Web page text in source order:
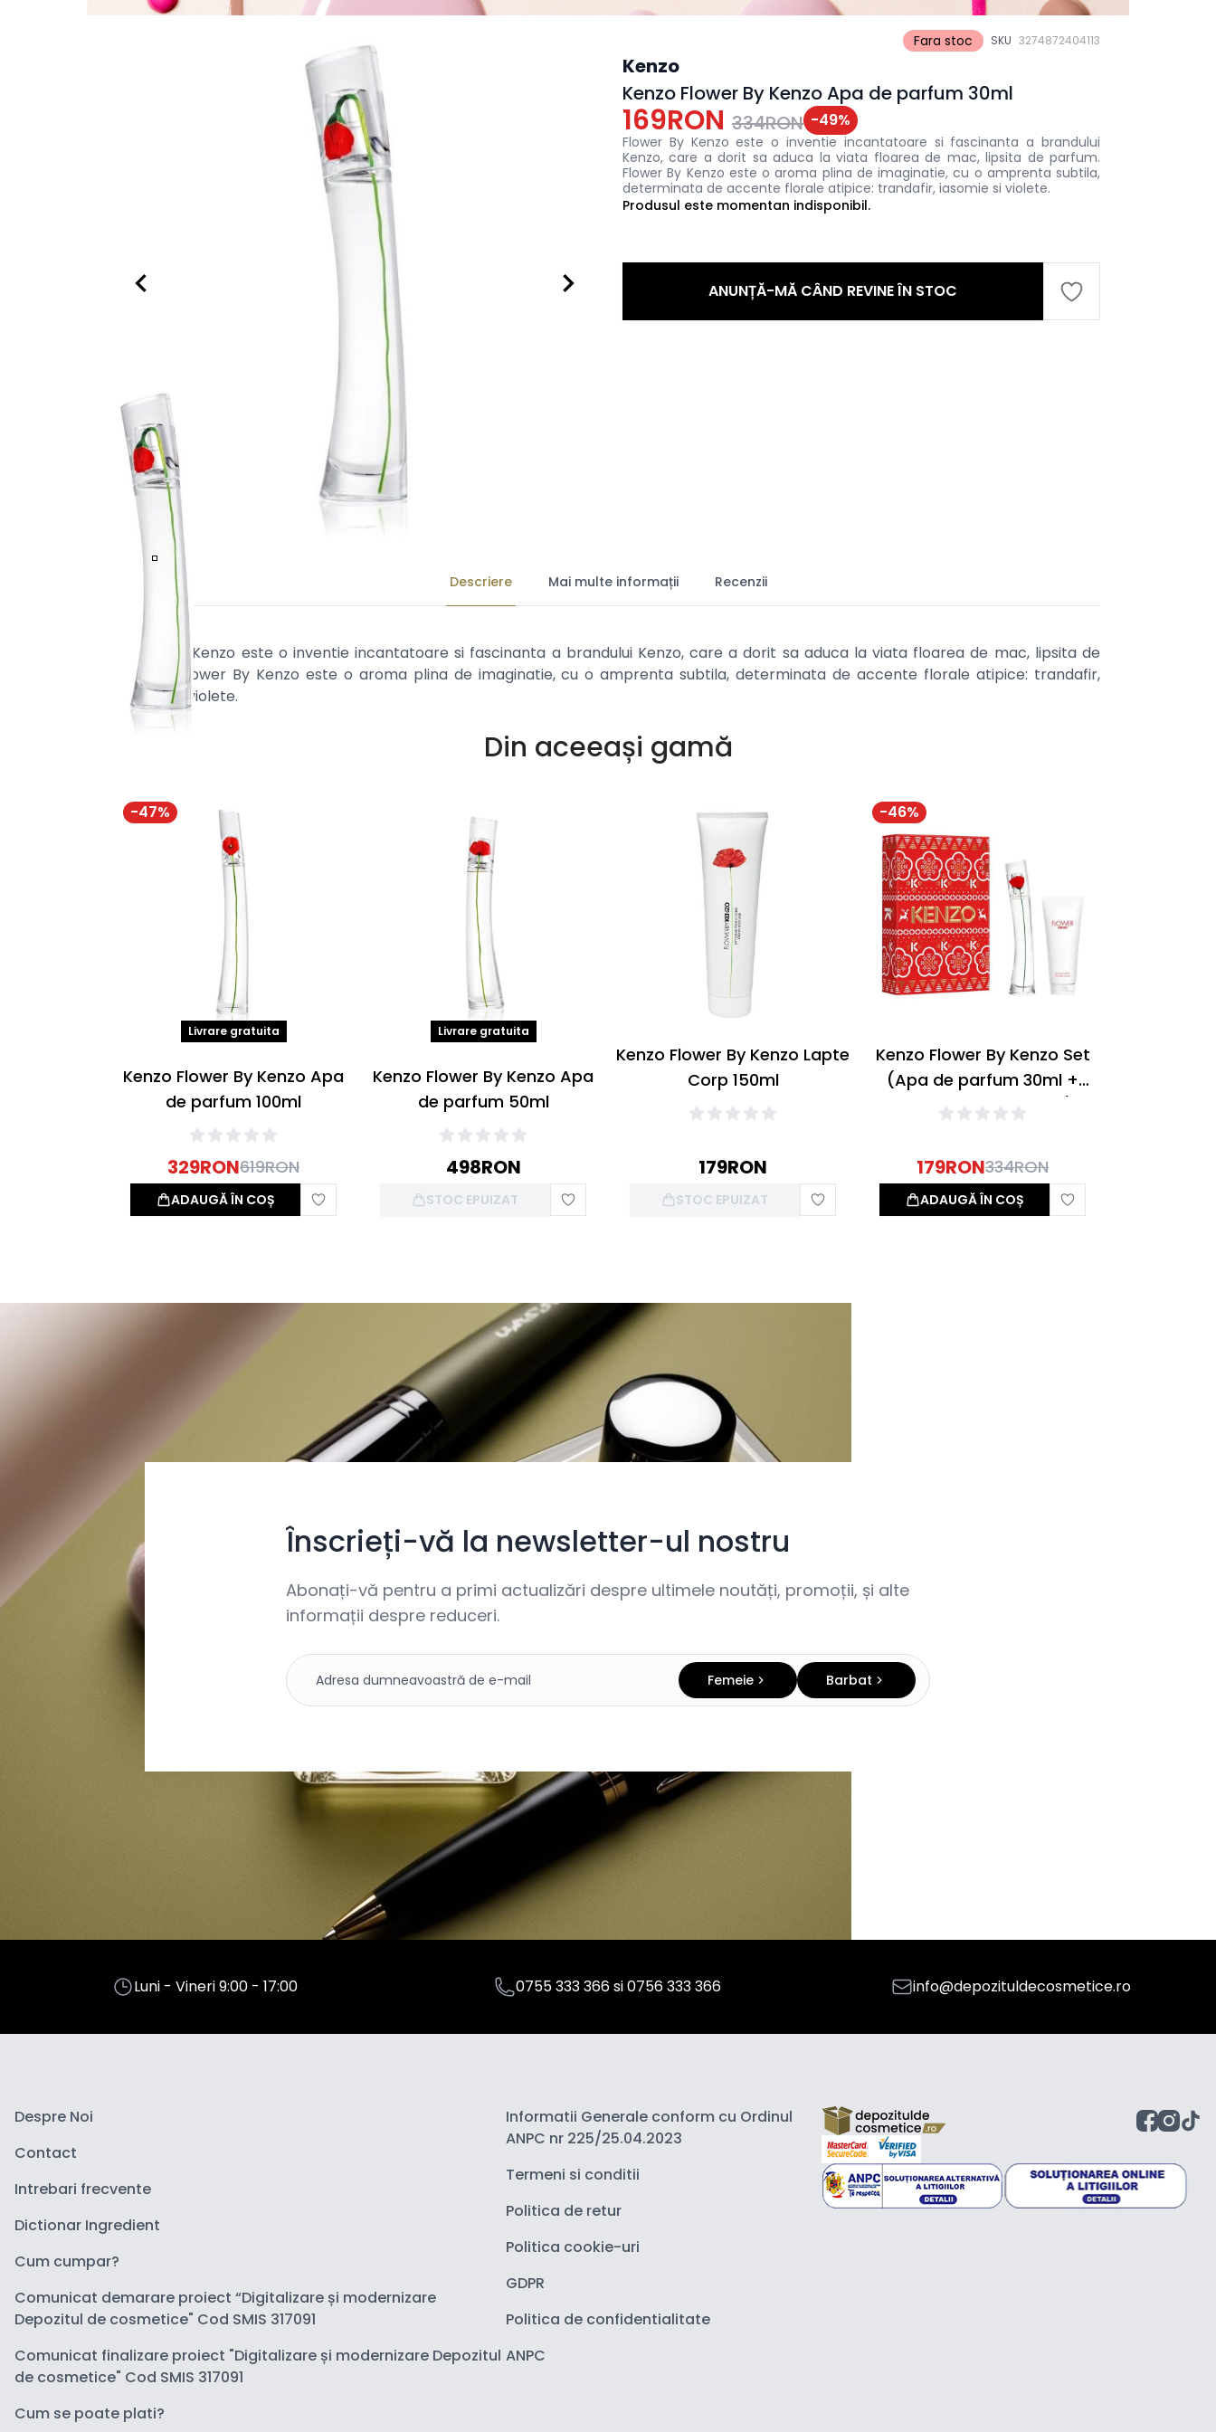
Fara stoc SKU 3274872404113
Kenzo
Kenzo Flower By Kenzo Apa de parfum 30ml
169RON 334RON -49%
Flower By Kenzo este o inventie incantatoare si fascinanta a brandului
Kenzo, care a dorit sa aduca la viata floarea de mac, lipsita de parfum.
Flower By Kenzo este o aroma plina de imaginatie, cu o amprenta subtila,
determinata de accente florale atipice: trandafir, iasomie si violete.
Produsul este momentan indisponibil.
ANUNȚĂ-MĂ CÂND REVINE ÎN STOC
Descriere Mai multe informații Recenzii
Flower By Kenzo este o inventie incantatoare si fascinanta a brandului Kenzo, care a dorit sa aduca la viata floarea de mac, lipsita de
parfum. Flower By Kenzo este o aroma plina de imaginatie, cu o amprenta subtila, determinata de accente florale atipice: trandafir,
iasomie si violete.
Din aceeași gamă
-47%
Livrare gratuita
Kenzo Flower By Kenzo Apa
de parfum 100ml
329RON619RON
ADAUGĂ ÎN COȘ
Livrare gratuita
Kenzo Flower By Kenzo Apa
de parfum 50ml
498RON
STOC EPUIZAT
Kenzo Flower By Kenzo Lapte
Corp 150ml
179RON
STOC EPUIZAT
-46%
Kenzo Flower By Kenzo Set
(Apa de parfum 30ml +
Lotiune de corp 75ml)
179RON334RON
ADAUGĂ ÎN COȘ
Înscrieți-vă la newsletter-ul nostru
Abonați-vă pentru a primi actualizări despre ultimele noutăți, promoții, și alte
informații despre reduceri.
Femeie Barbat
Luni - Vineri 9:00 - 17:00 0755 333 366si0756 333 366 info@depozituldecosmetice.ro
Despre Noi
Contact
Intrebari frecvente
Dictionar Ingredient
Cum cumpar?
Comunicat demarare proiect “Digitalizare și modernizare
Depozitul de cosmetice" Cod SMIS 317091
Comunicat finalizare proiect "Digitalizare și modernizare Depozitul
de cosmetice" Cod SMIS 317091
Cum se poate plati?
Informatii Generale conform cu Ordinul
ANPC nr 225/25.04.2023
Termeni si conditii
Politica de retur
Politica cookie-uri
GDPR
Politica de confidentialitate
ANPC